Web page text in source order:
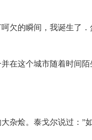
欠的瞬间，我诞生了
这个城市随着时间
杂烩。泰戈尔说过：”